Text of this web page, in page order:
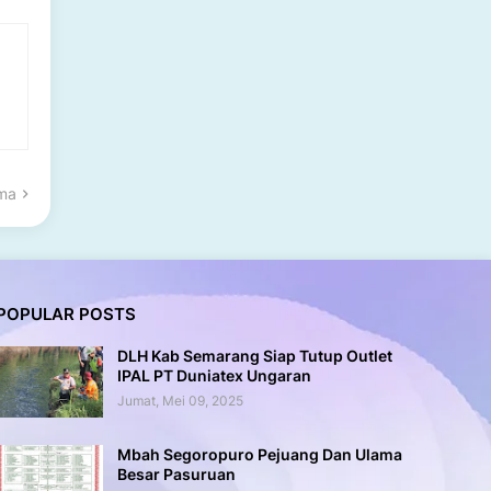
POSTS
DLH Kab Semarang Siap Tutup Outlet
IPAL PT Duniatex Ungaran
Jumat, Mei 09, 2025
Mbah Segoropuro Pejuang Dan Ulama
Besar Pasuruan